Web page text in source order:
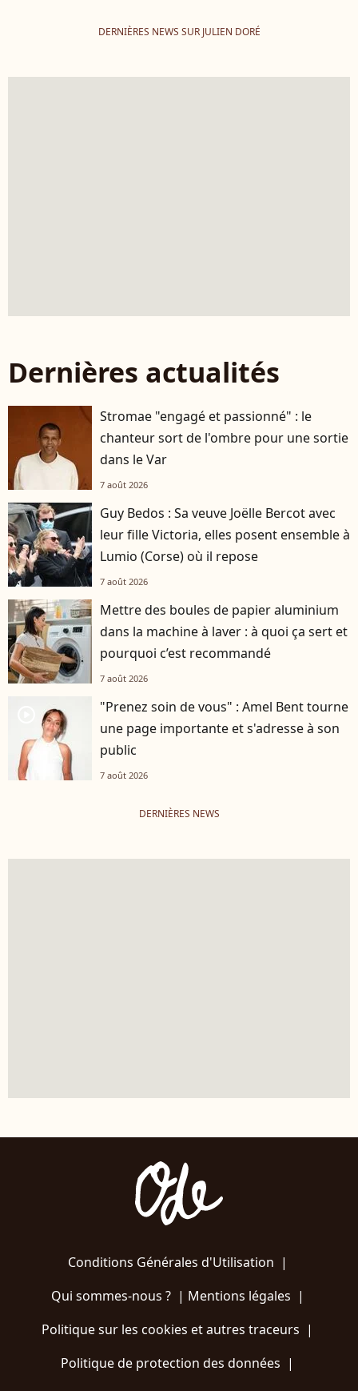
DERNIÈRES NEWS SUR JULIEN DORÉ
Dernières actualités
Stromae "engagé et passionné" : le
chanteur sort de l'ombre pour une sortie
dans le Var
7 août 2026
Guy Bedos : Sa veuve Joëlle Bercot avec
leur fille Victoria, elles posent ensemble à
Lumio (Corse) où il repose
7 août 2026
Mettre des boules de papier aluminium
dans la machine à laver : à quoi ça sert et
pourquoi c’est recommandé
7 août 2026
"Prenez soin de vous" : Amel Bent tourne
une page importante et s'adresse à son
public
7 août 2026
DERNIÈRES NEWS
Conditions Générales d'Utilisation |
Qui sommes-nous ?| Mentions légales |
Politique sur les cookies et autres traceurs |
Politique de protection des données |